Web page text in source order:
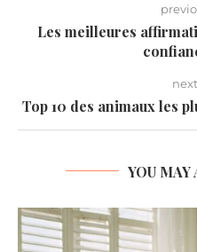
Les meilleures
Top 10 des animaux les
YOU